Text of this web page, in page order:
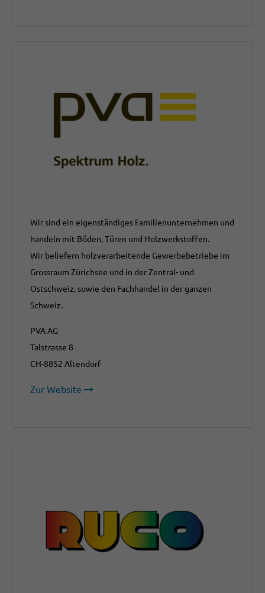
Wir sind ein eigenständiges Familienunternehmen und
handeln mit Böden, Türen und Holzwerkstoffen.
Wir beliefern holzverarbeitende Gewerbebetriebe im
Grossraum Zürichsee und in der Zentral- und
Ostschweiz, sowie den Fachhandel in der ganzen
Schweiz.
PVA AG
Talstrasse 8
CH-8852 Altendorf
Zur Website